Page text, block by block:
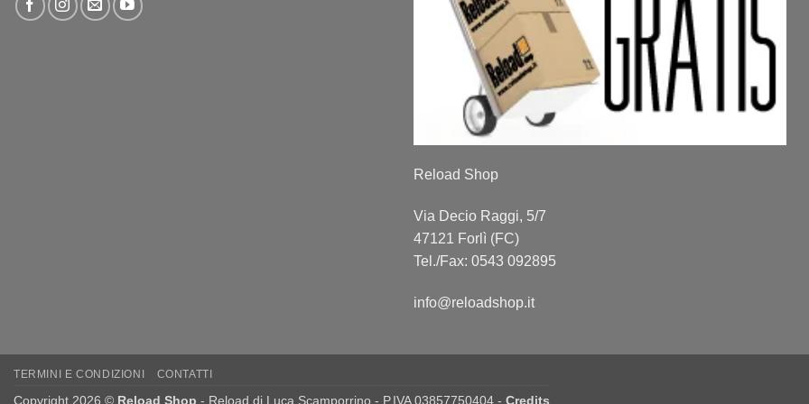
Reload Shop
Via Decio Raggi, 5/7
47121 Forlì (FC)
Tel./Fax: 0543 092895
info@reloadshop.it
TERMINI E CONDIZIONI CONTATTI
Copyright 2026 © Reload Shop - Reload di Luca Scamporrino - P.IVA 03857750404 - Credits